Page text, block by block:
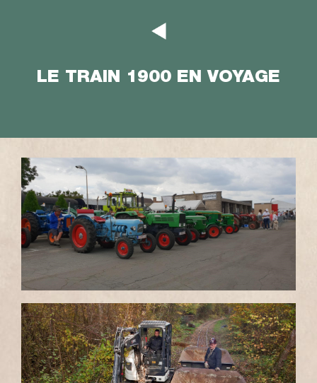
LE TRAIN 1900 EN VOYAGE